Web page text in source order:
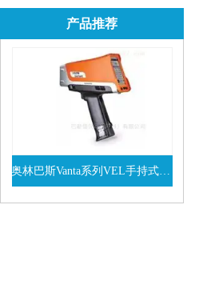
产品推荐
奥林巴斯Vanta系列VEL手持式XRF光谱仪
查看详情